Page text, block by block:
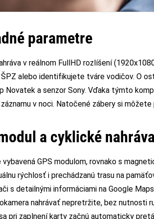
parametre
v reálnom FullHD rozlíšení
alebo identifikujete tváre vodičov. O
Novatek a senzor Sony. Vďaka týmto
v noci. Natočené zábery si môžete
a cyklické
vybavená GPS modulom, rovnako s
rýchlosť i prechádzanú trasu na
s detailnými informáciami na Google
nahrávať nepretržite, bez nutnosti
pri zaplnení karty začnú automaticky